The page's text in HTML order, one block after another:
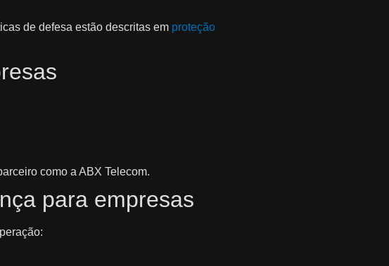
de defesa estão descritas em proteção
como a ABX Telecom.
para empresas